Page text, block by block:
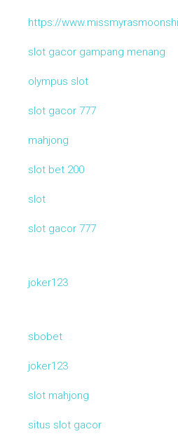
https://
slot gacor gampang menang
olympus slot
slot gacor 777
mahjong
slot bet 200
slot
slot gacor 777
joker123
sbobet
joker123
slot mahjong
situs slot gacor